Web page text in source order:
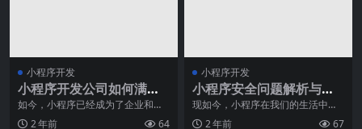
小程序开发
小程序开发公司如何满足
不同行业的需求
如今，小程序已经成为了企业和商
家开展业务的重要工具，通过小程
2 年前 64
小程序开发
小程序安全问题解析与防
范措施
现如今，小程序在我们的生活中扮
演着越来越重要的角色。然而，随
2 年前 67